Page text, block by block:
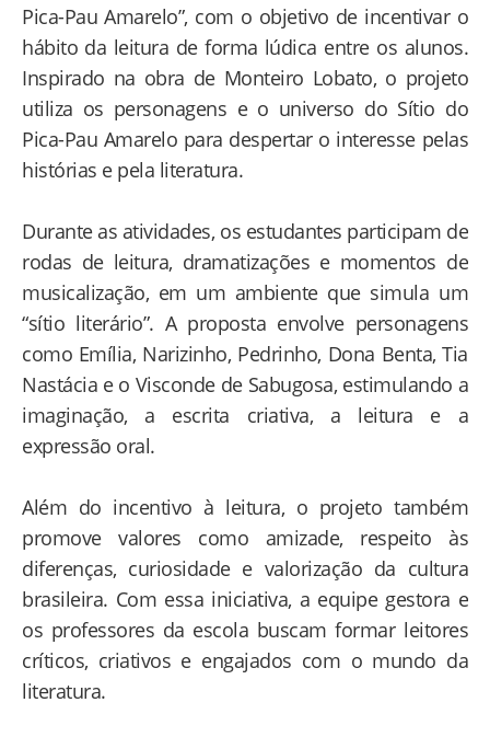
Pica-Pau Amarelo”, com o objetivo de incentivar o
hábito da leitura de forma lúdica entre os alunos.
Inspirado na obra de Monteiro Lobato, o projeto
utiliza os personagens e o universo do Sítio do
Pica-Pau Amarelo para despertar o interesse pelas
histórias e pela literatura.
Durante as atividades, os estudantes participam de
rodas de leitura, dramatizações e momentos de
musicalização, em um ambiente que simula um
“sítio literário”. A proposta envolve personagens
como Emília, Narizinho, Pedrinho, Dona Benta, Tia
Nastácia e o Visconde de Sabugosa, estimulando a
imaginação, a escrita criativa, a leitura e a
expressão oral.
Além do incentivo à leitura, o projeto também
promove valores como amizade, respeito às
diferenças, curiosidade e valorização da cultura
brasileira. Com essa iniciativa, a equipe gestora e
os professores da escola buscam formar leitores
críticos, criativos e engajados com o mundo da
literatura.